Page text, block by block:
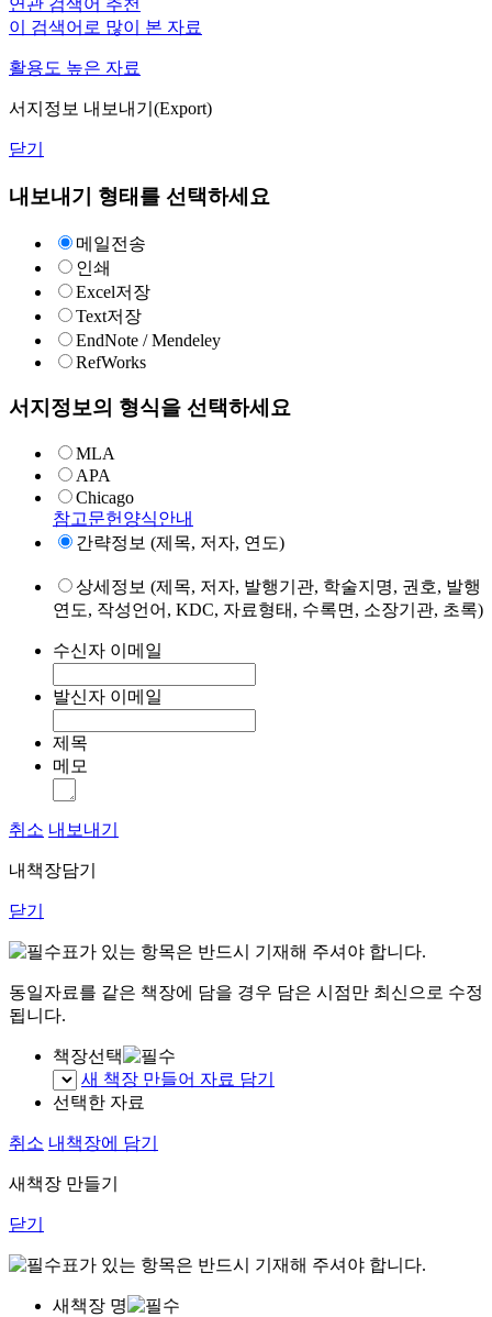
연관 검색어 추천
이 검색어로 많이 본 자료
활용도 높은 자료
서지정보 내보내기(Export)
닫기
내보내기 형태를 선택하세요
메일전송
인쇄
Excel저장
Text저장
EndNote / Mendeley
RefWorks
서지정보의 형식을 선택하세요
MLA
APA
Chicago
참고문헌양식안내
간략정보 (제목, 저자, 연도)
상세정보 (제목, 저자, 발행기관, 학술지명, 권호, 발행
연도, 작성언어, KDC, 자료형태, 수록면, 소장기관, 초록)
수신자 이메일
발신자 이메일
제목
메모
취소 내보내기
내책장담기
닫기
표가 있는 항목은 반드시 기재해 주셔야 합니다.
동일자료를 같은 책장에 담을 경우 담은 시점만 최신으로 수정
됩니다.
책장선택
새 책장 만들어 자료 담기
선택한 자료
취소 내책장에 담기
새책장 만들기
닫기
표가 있는 항목은 반드시 기재해 주셔야 합니다.
새책장 명